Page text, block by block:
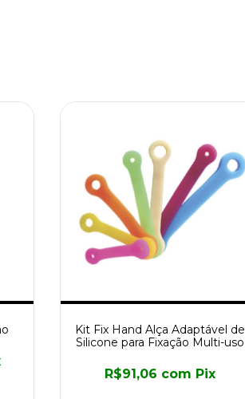
Kit Fix Hand Alça Adaptável de
Silicone para Fixação Multi-uso
R$91,06 com Pix